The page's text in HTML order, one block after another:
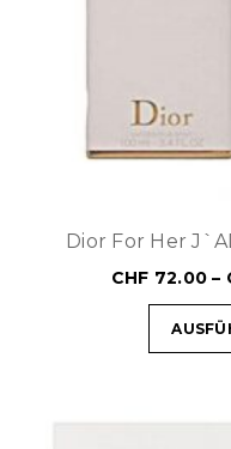
Dior For Her
CHF 72.00 –